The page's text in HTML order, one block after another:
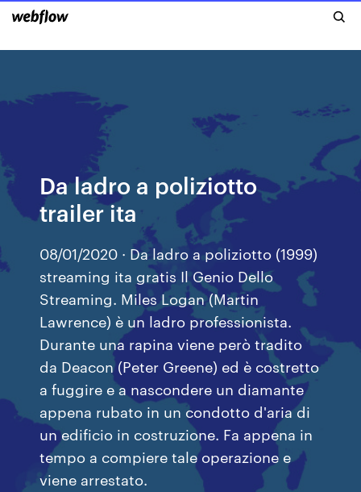
Da ladro a poliziotto
trailer ita
08/01/2020 · Da ladro a poliziotto (1999)
streaming ita gratis Il Genio Dello
Streaming. Miles Logan (Martin
Lawrence) è un ladro professionista.
Durante una rapina viene però tradito
da Deacon (Peter Greene) ed è costretto
a fuggire e a nascondere un diamante
appena rubato in un condotto d'aria di
un edificio in costruzione. Fa appena in
tempo a compiere tale operazione e
viene arrestato.